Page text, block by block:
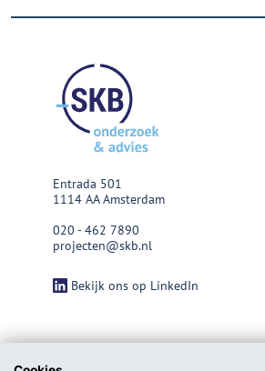
Entrada 501
1114 AA Amsterdam
020 - 462 7890
projecten@skb.nl
Bekijk ons op LinkedIn